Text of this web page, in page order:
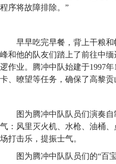
程序将故障排除。”
早早吃完早餐，背上干粮
峰和他的队友们踏上了前往中
逻作业。腾冲中队始建于1997
卡、暸望等任务，确保了高黎
图为腾冲中队队员们演奏
气：风里灭火机、水枪、油桶
场打击乐，提振士气。
图为腾冲中队队员们的“百